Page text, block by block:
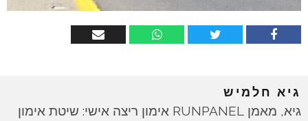
גיא חלמיש
גיא, מאמן RUNPANEL אימון ריצה אישי: שיטת אימון